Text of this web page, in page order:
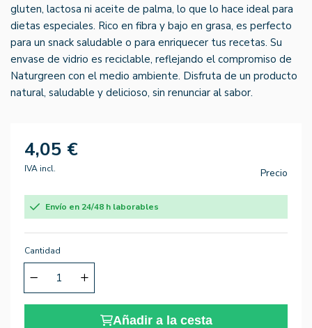
gluten, lactosa ni aceite de palma, lo que lo hace ideal para
dietas especiales. Rico en fibra y bajo en grasa, es perfecto
para un snack saludable o para enriquecer tus recetas. Su
envase de vidrio es reciclable, reflejando el compromiso de
Naturgreen con el medio ambiente. Disfruta de un producto
natural, saludable y delicioso, sin renunciar al sabor.
4,05 €
IVA incl. Precio
Envío en 24/48 h laborables
Cantidad
Añadir a la cesta